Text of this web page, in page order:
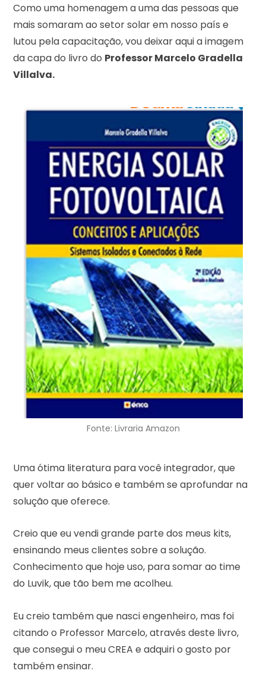
Como uma homenagem a uma das pessoas que
mais somaram ao setor solar em nosso país e
lutou pela capacitação, vou deixar aqui a imagem
da capa do livro do Professor Marcelo Gradella
Villalva.
Fonte: Livraria Amazon
Uma ótima literatura para você integrador, que
quer voltar ao básico e também se aprofundar na
solução que oferece.
Creio que eu vendi grande parte dos meus kits,
ensinando meus clientes sobre a solução.
Conhecimento que hoje uso, para somar ao time
do Luvik, que tão bem me acolheu.
Eu creio também que nasci engenheiro, mas foi
citando o Professor Marcelo, através deste livro,
que consegui o meu CREA e adquiri o gosto por
também ensinar.